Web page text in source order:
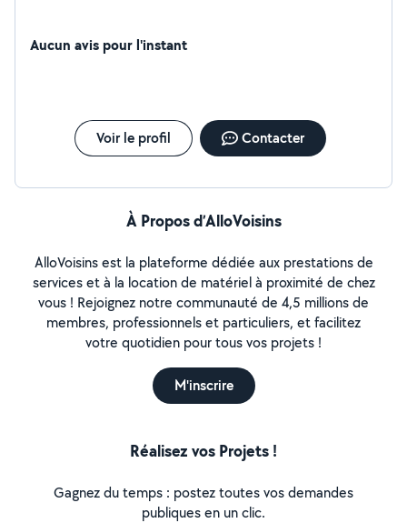
Aucun avis pour l'instant
Voir le profil Contacter
À Propos d’AlloVoisins
AlloVoisins est la plateforme dédiée aux prestations de
services et à la location de matériel à proximité de chez
vous ! Rejoignez notre communauté de 4,5 millions de
membres, professionnels et particuliers, et facilitez
votre quotidien pour tous vos projets !
M'inscrire
Réalisez vos Projets !
Gagnez du temps : postez toutes vos demandes
publiques en un clic.